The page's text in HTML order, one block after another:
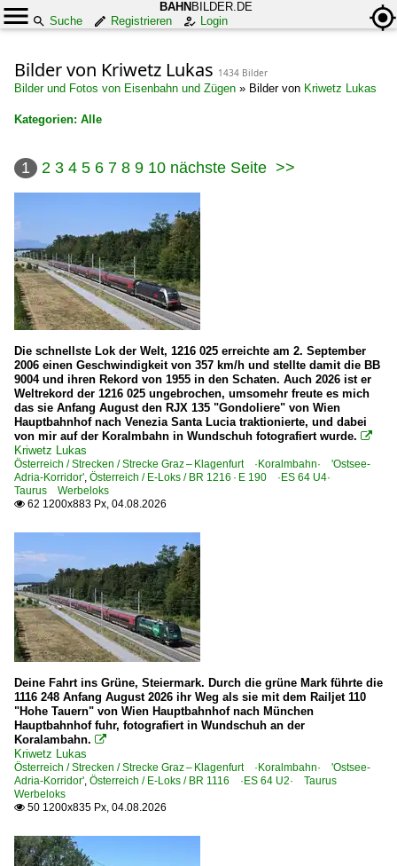
BAHN BILDER.DE
Suche
Registrieren Login
Bilder von Kriwetz Lukas 1434 Bilder
Bilder und Fotos von Eisenbahn und Zügen » Bilder von Kriwetz Lukas
Kategorien: Alle
Alle Kategorien
Bahndienstfahrzeuge
~ Sonstige
Dieselloks | 92 80
1 218 BR 218 Lokportraits
1 218 BR 218 Private
1 223 BR 223 · BR 253 · DE 2000 ·ER20·
Dieselloks | bis 100 km/h | 98 80
3 290 BR 290 DB V 90
E-Loks | Drehstrom | 91 80
6 101 BR 101
6 101 BR 101 Werbeloks
6 182 BR 182 ·ES 64 U2·
6 182 BR 182 ·ES 64 U2· Private
6 185 BR 185 ·Traxx AC1/2·
6 185 BR 185 ·Traxx AC1/2· Private
6 186 BR 186 ·Traxx MS2e·
6 187 BR 187 ·Traxx AC3· Private
6 193 ¦ 7 193 BR 193 ·Vectron AC/MS· 'X4 E' Private
1 2 3 4 5 6 7 8 9 10 nächste Seite >>
Die schnellste Lok der Welt, 1216 025 erreichte am 2. September
2006 einen Geschwindigkeit von 357 km/h und stellte damit die BB
9004 und ihren Rekord von 1955 in den Schaten. Auch 2026 ist er
Weltrekord der 1216 025 ungebrochen, umsomehr freute es mich
das sie Anfang August den RJX 135 "Gondoliere" von Wien
Hauptbahnhof nach Venezia Santa Lucia traktionierte, und dabei
von mir auf der Koralmbahn in Wundschuh fotografiert wurde. 
Kriwetz Lukas
Österreich / Strecken / Strecke Graz – Klagenfurt ·Koralmbahn· 'Ostsee-
Adria-Korridor', Österreich / E-Loks / BR 1216 · E 190 ·ES 64 U4·
Taurus Werbeloks
 62 1200x883 Px, 04.08.2026
Deine Fahrt ins Grüne, Steiermark. Durch die grüne Mark führte die
1116 248 Anfang August 2026 ihr Weg als sie mit dem Railjet 110
"Hohe Tauern" von Wien Hauptbahnhof nach München
Hauptbahnhof fuhr, fotografiert in Wundschuh an der
Koralambahn. 
Kriwetz Lukas
Österreich / Strecken / Strecke Graz – Klagenfurt ·Koralmbahn· 'Ostsee-
Adria-Korridor', Österreich / E-Loks / BR 1116 ·ES 64 U2· Taurus
Werbeloks
 50 1200x835 Px, 04.08.2026